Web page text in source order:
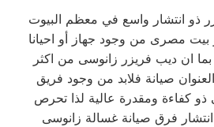
ذو انتشار واسع في معظم البيوت
بيت مصرى من وجود جهاز أو احيانا
ان ديب فريزر زانوسى من اكثر
صيانة فلابد من وجود فريق
ذو كفاءة ومقدرة عالية لذا تحرص
فرق صيانة غسالة زانوسى